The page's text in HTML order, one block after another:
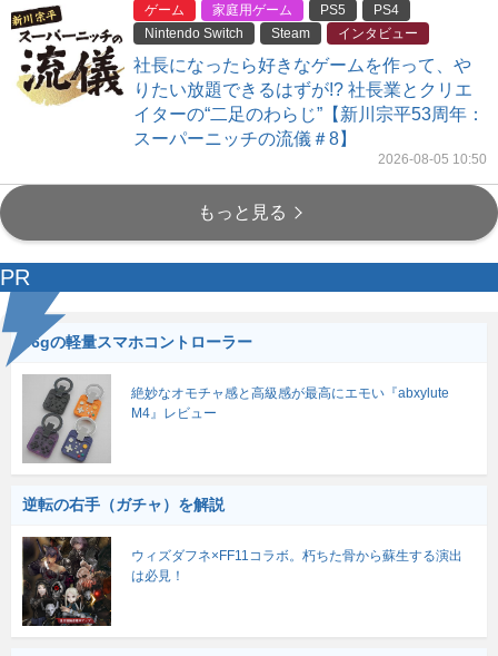
ゲーム 家庭用ゲーム PS5
PS4
Nintendo Switch
Steam インタビュー
社長になったら好きなゲームを作って、や
りたい放題できるはずが!? 社長業とクリエ
イターの“二足のわらじ”【新川宗平53周年：
スーパーニッチの流儀＃8】
2026-08-05 10:50
もっと見る
PR
56gの軽量スマホコントローラー
絶妙なオモチャ感と高級感が最高にエモい『abxylute
M4』レビュー
逆転の右手（ガチャ）を解説
ウィズダフネ×FF11コラボ。朽ちた骨から蘇生する演出
は必見！